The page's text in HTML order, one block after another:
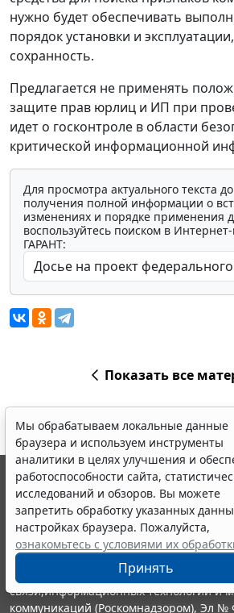
нужно будет обеспечивать
порядок установки и
сохранность.
Предлагается не применять
защите прав юрлиц и ИП при
идет о госконтроле в области
критической информационной
Для просмотра актуального текста
получения полной информации о
изменениях и порядке применения
воспользуйтесь поиском в
ГАРАНТ:
Показать все
Мы обрабатываем локальные данные
браузера и используем инструменты
аналитики в целях улучшения и
работоспособности сайта,
исследований и обзоров. Вы можете
запретить обработку указанных
настройках браузера. Пожалуйста,
ознакомьтесь с условиями их
Принять
© ООО "НПП "ГАРАНТ-СЕРВИС", 2026.
выпускается с 1990 года. Компания
являются участниками Российской
информации ГАРАНТ.
Портал ГАРАНТ.РУ зарегистрирован в
издания Федеральной службой по
связи,информационных технологий и
коммуникаций (Роскомнадзором), Эл №